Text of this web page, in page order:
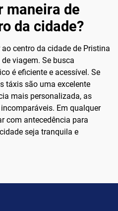
maneira de
da cidade?
centro da cidade de Pristina
viagem. Se busca
é eficiente e acessível. Se
táxis são uma excelente
mais personalizada, as
Em qualquer
com antecedência para
seja tranquila e